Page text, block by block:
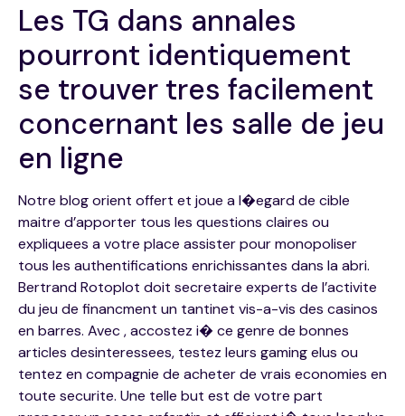
Les TG dans annales
pourront identiquement
se trouver tres facilement
concernant les salle de jeu
en ligne
Notre blog orient offert et joue a l�egard de cible
maitre d’apporter tous les questions claires ou
expliquees a votre place assister pour monopoliser
tous les authentifications enrichissantes dans la abri.
Bertrand Rotoplot doit secretaire experts de l’activite
du jeu de financment un tantinet vis-a-vis des casinos
en barres. Avec , accostez i� ce genre de bonnes
articles desinteressees, testez leurs gaming elus ou
tentez en compagnie de acheter de vrais economies en
toute securite. Une telle but est de votre part